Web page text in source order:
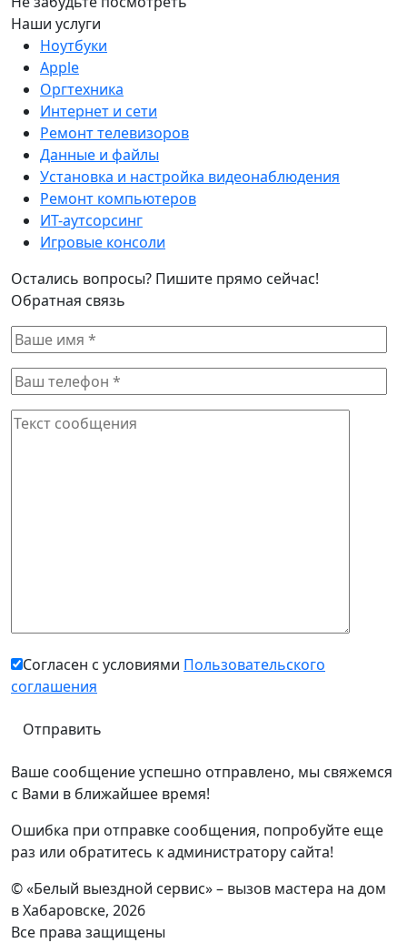
Наши услуги
Ноутбуки
Apple
Оргтехника
Интернет и сети
Ремонт телевизоров
Данные и файлы
Установка и настройка видеонаблюдения
Ремонт компьютеров
ИТ-аутсорсинг
Игровые консоли
Остались вопросы? Пишите прямо сейчас!
Обратная связь
Согласен с условиями Пользовательского
соглашения
Ваше сообщение успешно отправлено, мы свяжемся
с Вами в ближайшее время!
Ошибка при отправке сообщения, попробуйте еще
раз или обратитесь к администратору сайта!
© «Белый выездной сервис» – вызов мастера на дом
в Хабаровске, 2026
Все права защищены